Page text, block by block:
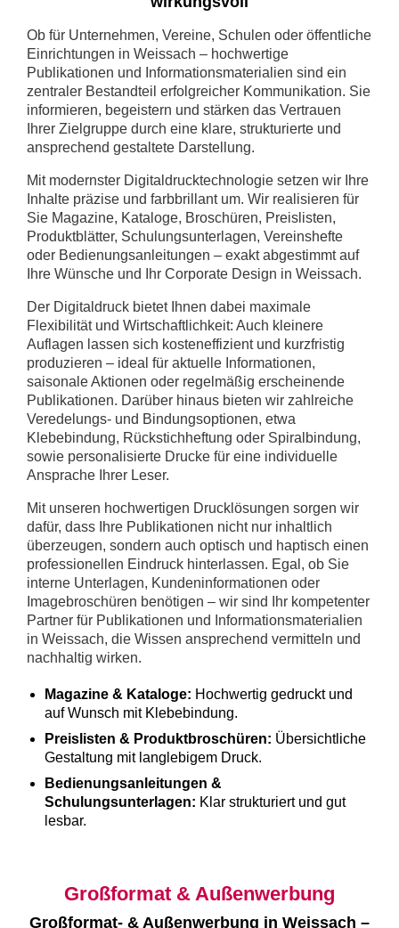
Ob für Unternehmen, Vereine, Schulen oder öffentliche
Einrichtungen in Weissach – hochwertige
Publikationen und Informationsmaterialien sind ein
zentraler Bestandteil erfolgreicher Kommunikation. Sie
informieren, begeistern und stärken das Vertrauen
Ihrer Zielgruppe durch eine klare, strukturierte und
ansprechend gestaltete Darstellung.
Mit modernster Digitaldrucktechnologie setzen wir Ihre
Inhalte präzise und farbbrillant um. Wir realisieren für
Sie Magazine, Kataloge, Broschüren, Preislisten,
Produktblätter, Schulungsunterlagen, Vereinshefte
oder Bedienungsanleitungen – exakt abgestimmt auf
Ihre Wünsche und Ihr Corporate Design in Weissach.
Der Digitaldruck bietet Ihnen dabei maximale
Flexibilität und Wirtschaftlichkeit: Auch kleinere
Auflagen lassen sich kosteneffizient und kurzfristig
produzieren – ideal für aktuelle Informationen,
saisonale Aktionen oder regelmäßig erscheinende
Publikationen. Darüber hinaus bieten wir zahlreiche
Veredelungs- und Bindungsoptionen, etwa
Klebebindung, Rückstichheftung oder Spiralbindung,
sowie personalisierte Drucke für eine individuelle
Ansprache Ihrer Leser.
Mit unseren hochwertigen Drucklösungen sorgen wir
dafür, dass Ihre Publikationen nicht nur inhaltlich
überzeugen, sondern auch optisch und haptisch einen
professionellen Eindruck hinterlassen. Egal, ob Sie
interne Unterlagen, Kundeninformationen oder
Imagebroschüren benötigen – wir sind Ihr kompetenter
Partner für Publikationen und Informationsmaterialien
in Weissach, die Wissen ansprechend vermitteln und
nachhaltig wirken.
Magazine & Kataloge: Hochwertig gedruckt und
auf Wunsch mit Klebebindung.
Preislisten & Produktbroschüren: Übersichtliche
Gestaltung mit langlebigem Druck.
Bedienungsanleitungen &
Schulungsunterlagen: Klar strukturiert und gut
lesbar.
Großformat & Außenwerbung
Großformat- & Außenwerbung in Weissach –